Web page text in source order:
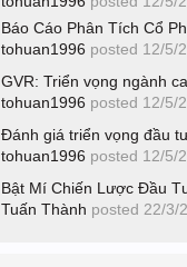
Báo Cáo Phân Tích Cổ
tohuan1996 posted 12/5/
GVR: Triển vọng ngành
tohuan1996 posted 12/5/
Đánh giá triển vọng đầu tư
tohuan1996 posted 12/5/
Bật Mí Chiến Lược Đầu Tư
Tuấn Thành posted 22/3/